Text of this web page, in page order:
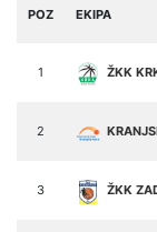
POZ EKIPA
1 ŽKK
2
3 ŽKK